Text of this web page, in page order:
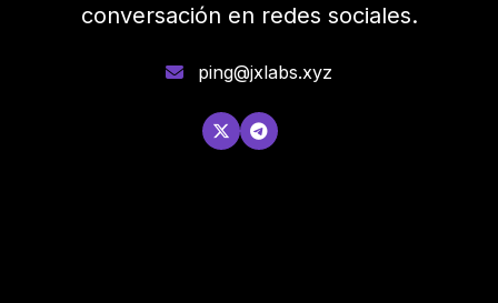
conversación en redes sociales.
ping@jxlabs.xyz